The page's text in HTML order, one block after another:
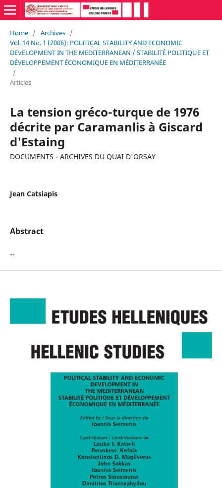
Home / Archives /
Vol. 14 No. 1 (2006): POLITICAL STABILITY AND ECONOMIC
DEVELOPMENT IN THE MEDITERRANEAN / STABILITÉ POLITIQUE ET
DÉVELOPPEMENT ÉCONOMIQUE EN MÉDITERRANÉE
/
Articles
La tension gréco-turque de 1976
décrite par Caramanlis à Giscard
d'Estaing
DOCUMENTS - ARCHIVES DU QUAI D'ORSAY
Jean Catsiapis
Abstract
--